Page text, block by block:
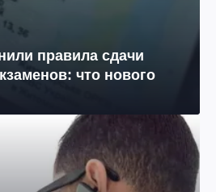
правила сдачи
что нового